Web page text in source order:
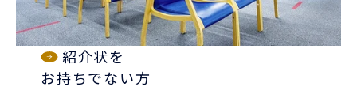
紹介状を
お持ちでない方